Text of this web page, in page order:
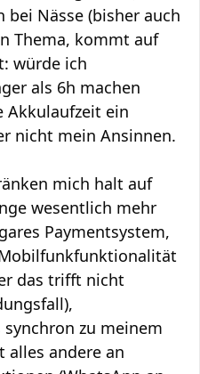
bei Nässe (bisher auch
Thema, kommt auf
würde ich
als 6h machen
Akkulaufzeit ein
nicht mein Ansinnen.
mich halt auf
wesentlich mehr
Paymentsystem,
das trifft nicht
zu meinem
alles andere an